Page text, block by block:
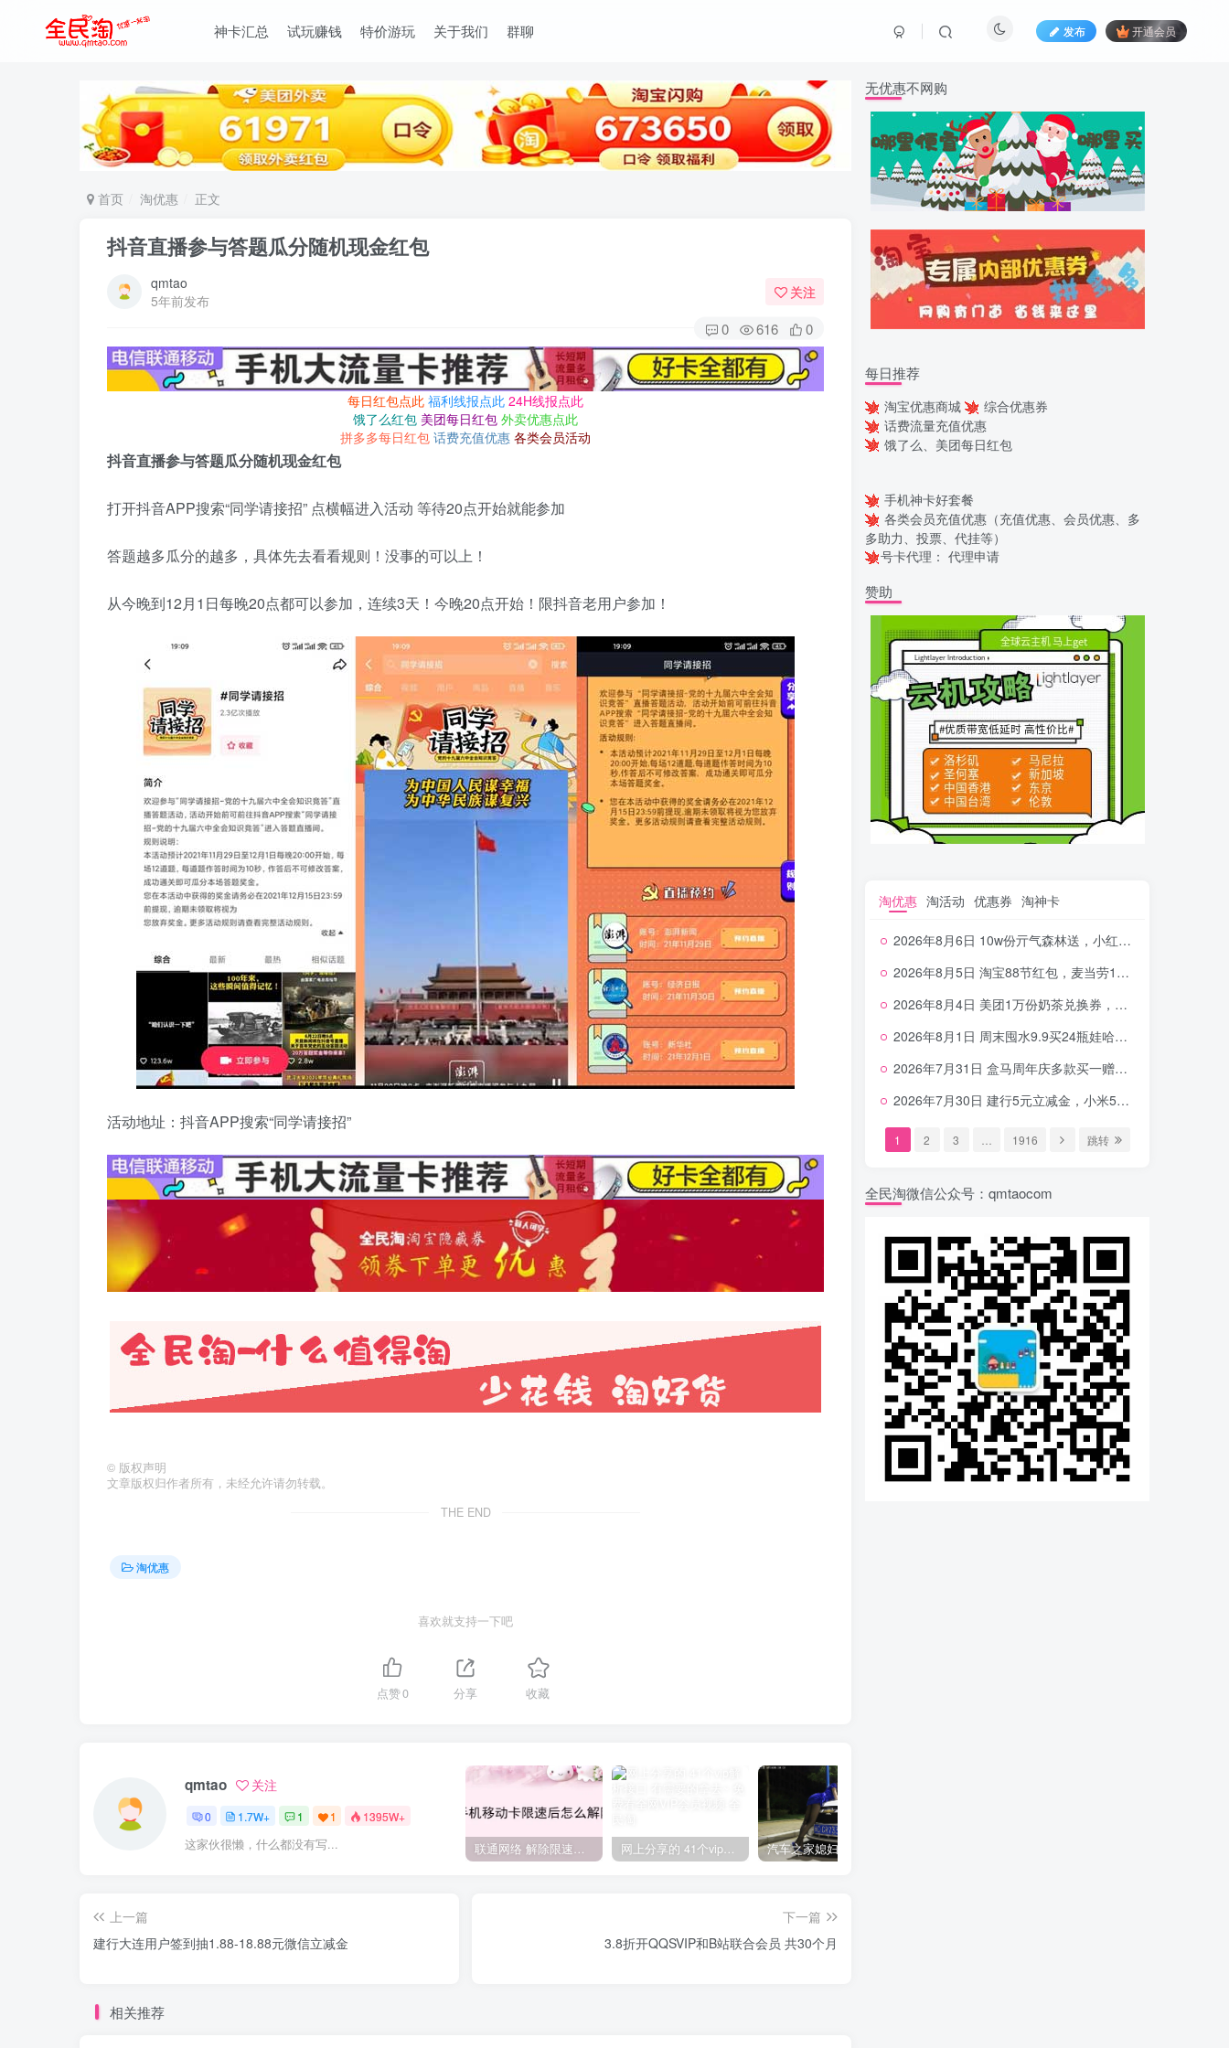
神卡汇总 试玩赚钱 特价游玩 关于我们 群聊 发布 开通会员
首页 淘优惠 正文
抖音直播参与答题瓜分随机现金红包
qmtao
5年前发布
关注
0 616 0
每日红包点此 福利线报点此 24H线报点此
饿了么红包 美团每日红包 外卖优惠点此
拼多多每日红包 话费充值优惠 各类会员活动
抖音直播参与答题瓜分随机现金红包
打开抖音APP搜索“同学请接招” 点横幅进入活动 等待20点开始就能参加
答题越多瓜分的越多，具体先去看看规则！没事的可以上！
从今晚到12月1日每晚20点都可以参加，连续3天！今晚20点开始！限抖音老用户参加！
活动地址：抖音APP搜索“同学请接招”
© 版权声明
文章版权归作者所有，未经允许请勿转载。
THE END
淘优惠
喜欢就支持一下吧
点赞0 分享 收藏
qmtao 关注
0 1.7W+ 1 1 1395W+
这家伙很懒，什么都没有写... 联通网络 解除限速方法参考！畅享、畅玩、老白干等及其它地区自测了 网上分享的 41个vip解析接口 有需要的拿去~ 免费看全网VIP会员视频
上一篇
建行大连用户签到抽1.88-18.88元微信立减金
下一篇
3.8折开QQSVIP和B站联合会员 共30个月
相关推荐
无优惠不网购
每日推荐
淘宝优惠商城
综合优惠券
话费流量充值优惠
饿了么、美团每日红包
手机神卡好套餐
各类会员充值优惠（充值优惠、会员优惠、多
多助力、投票、代挂等）
号卡代理： 代理申请
赞助
淘优惠 淘活动 优惠券 淘神卡
2026年8月6日 10w份亓气森林送，小红书12元无门槛，中行电费30-10，0元柠檬水+0撸汉堡等
2026年8月5日 淘宝88节红包，麦当劳150万份柠檬水，三万份瑞幸免单，霸王9万份0.01券等
2026年8月4日 美团1万份奶茶兑换券，农行5E卡，中行支付超给利，美团领18个冰激凌，小米每天领2-6元等等
2026年8月1日 周末囤水9.9买24瓶娃哈哈，建行100元京东券，移动5元话费，麦当劳甜筒，交行立减金等
2026年7月31日 盒马周年庆多款买一赠一，饿了么拆红包，建行30立减金，农行领10元刷卡金等
2026年7月30日 建行5元立减金，小米5元，抢2500份爷爷不泡茶，闪购20-20，3元吃瑞幸咖啡等
1 2 3 1916 跳转
全民淘微信公众号：qmtaocom